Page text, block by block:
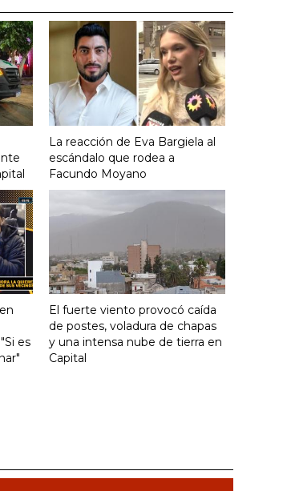
La reacción de Eva Bargiela al
escándalo que rodea a
Facundo Moyano
es
El fuerte viento provocó caída
de postes, voladura de chapas
y una intensa nube de tierra en
Capital